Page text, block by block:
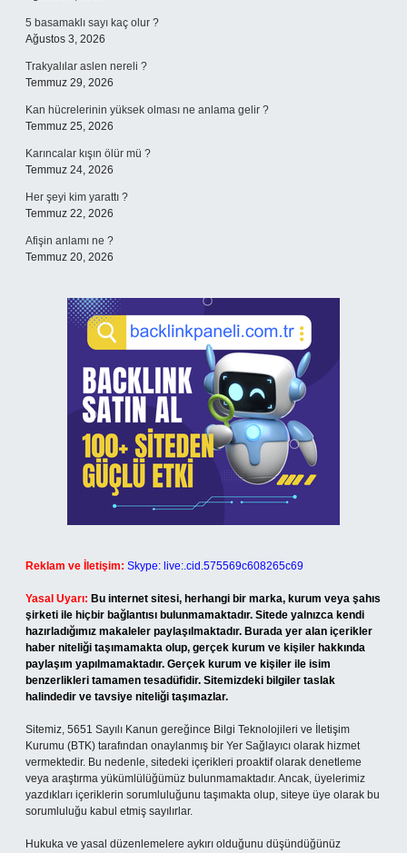
5 basamaklı sayı kaç olur ?
Ağustos 3, 2026
Trakyalılar aslen nereli ?
Temmuz 29, 2026
Kan hücrelerinin yüksek olması ne anlama gelir ?
Temmuz 25, 2026
Karıncalar kışın ölür mü ?
Temmuz 24, 2026
Her şeyi kim yarattı ?
Temmuz 22, 2026
Afişin anlamı ne ?
Temmuz 20, 2026
Reklam ve İletişim: Skype: live:.cid.575569c608265c69
Yasal Uyarı: Bu internet sitesi, herhangi bir marka, kurum veya şahıs
şirketi ile hiçbir bağlantısı bulunmamaktadır. Sitede yalnızca kendi
hazırladığımız makaleler paylaşılmaktadır. Burada yer alan içerikler
haber niteliği taşımamakta olup, gerçek kurum ve kişiler hakkında
paylaşım yapılmamaktadır. Gerçek kurum ve kişiler ile isim
benzerlikleri tamamen tesadüfidir. Sitemizdeki bilgiler taslak
halindedir ve tavsiye niteliği taşımazlar.
Sitemiz, 5651 Sayılı Kanun gereğince Bilgi Teknolojileri ve İletişim
Kurumu (BTK) tarafından onaylanmış bir Yer Sağlayıcı olarak hizmet
vermektedir. Bu nedenle, sitedeki içerikleri proaktif olarak denetleme
veya araştırma yükümlülüğümüz bulunmamaktadır. Ancak, üyelerimiz
yazdıkları içeriklerin sorumluluğunu taşımakta olup, siteye üye olarak bu
sorumluluğu kabul etmiş sayılırlar.
Hukuka ve yasal düzenlemelere aykırı olduğunu düşündüğünüz